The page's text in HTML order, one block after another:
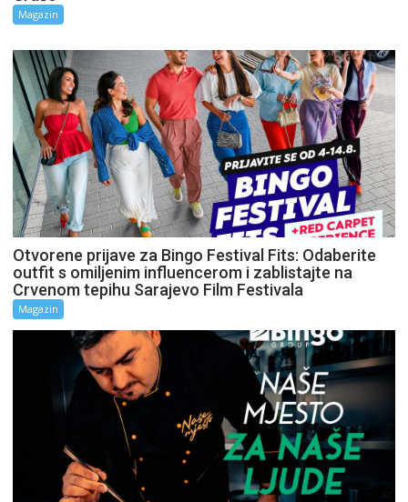
Magazin
Otvorene prijave za Bingo Festival Fits: Odaberite
outfit s omiljenim influencerom i zablistajte na
Crvenom tepihu Sarajevo Film Festivala
Magazin